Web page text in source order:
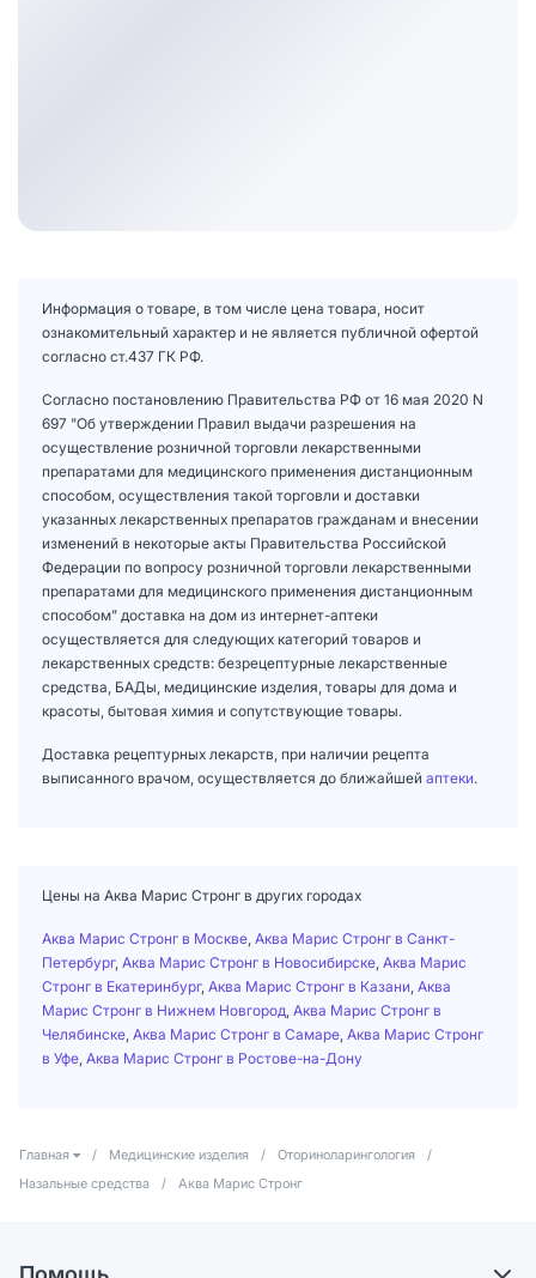
Информация о товаре, в том числе цена товара, носит
ознакомительный характер и не является публичной офертой
согласно ст.437 ГК РФ.
Согласно постановлению Правительства РФ от 16 мая 2020 N
697 "Об утверждении Правил выдачи разрешения на
осуществление розничной торговли лекарственными
препаратами для медицинского применения дистанционным
способом, осуществления такой торговли и доставки
указанных лекарственных препаратов гражданам и внесении
изменений в некоторые акты Правительства Российской
Федерации по вопросу розничной торговли лекарственными
препаратами для медицинского применения дистанционным
способом" доставка на дом из интернет-аптеки
осуществляется для следующих категорий товаров и
лекарственных средств: безрецептурные лекарственные
средства, БАДы, медицинские изделия, товары для дома и
красоты, бытовая химия и сопутствующие товары.
Доставка рецептурных лекарств, при наличии рецепта
выписанного врачом, осуществляется до ближайшей аптеки.
Цены на Аква Марис Стронг в других городах
Аква Марис Стронг в Москве Аква Марис Стронг в Санкт-
Петербург, Аква Марис Стронг в Новосибирске Аква Марис
Стронг в Екатеринбург, Аква Марис Стронг в Казани Аква
Марис Стронг в Нижнем Новгород Аква Марис Стронг в
Челябинске Аква Марис Стронг в Самаре Аква Марис Стронг
в Уфе Аква Марис Стронг в Ростове-на-Дону
Главная / Медицинские изделия / Оториноларингология
/
Назальные средства
/ Аква Марис Стронг